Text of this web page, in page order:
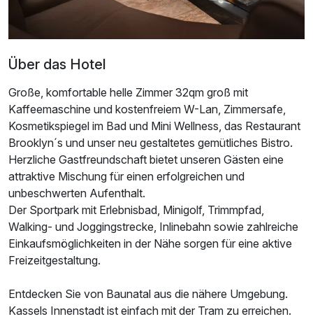
Ausstattung
Für 5 Tage p.P. ab356,00 €
Über das Hotel
Große, komfortable helle Zimmer 32qm groß mit
Kaffeemaschine und kostenfreiem W-Lan, Zimmersafe,
Kosmetikspiegel im Bad und Mini Wellness, das Restaurant
Brooklyn´s und unser neu gestaltetes gemütliches Bistro.
Herzliche Gastfreundschaft bietet unseren Gästen eine
attraktive Mischung für einen erfolgreichen und
unbeschwerten Aufenthalt.
Der Sportpark mit Erlebnisbad, Minigolf, Trimmpfad,
Walking- und Joggingstrecke, Inlinebahn sowie zahlreiche
Einkaufsmöglichkeiten in der Nähe sorgen für eine aktive
Freizeitgestaltung.
Entdecken Sie von Baunatal aus die nähere Umgebung.
Kassels Innenstadt ist einfach mit der Tram zu erreichen.